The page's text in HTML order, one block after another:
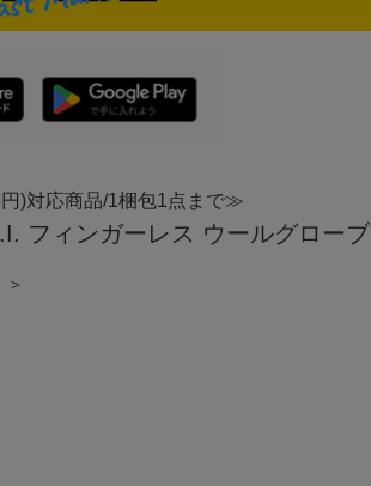
)対応商品/1梱包1点まで≫
フィンガーレス ウールグローブ